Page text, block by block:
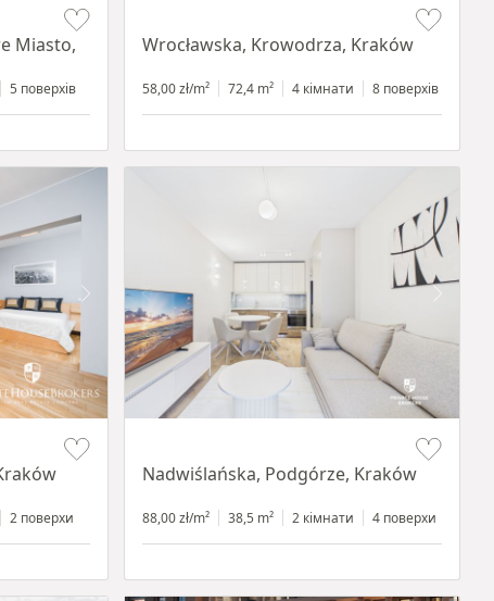
Miasto,
5 поверхів
Wrocławska, Krowodrza, Kraków
58,00 zł/m² 72,4 m² 4 кімнати 8 поверхів
2 поверхи
Nadwiślańska, Podgórze, Kraków
88,00 zł/m² 38,5 m² 2 кімнати 4 поверхи